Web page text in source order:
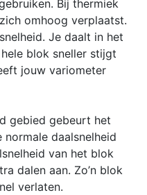
Bij thermiek
omhoog verplaatst.
Je daalt in het
blok sneller stijgt
jouw variometer
gebied gebeurt het
daalsnelheid
van het blok
dalen aan. Zo’n blok
verlaten.